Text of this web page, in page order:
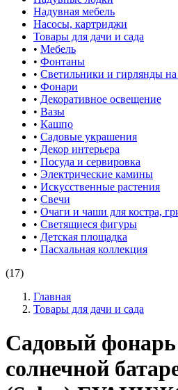
Надувная мебель
Насосы, картриджи
Товары для дачи и сада
• Мебель
• Фонтаны
• Светильники и гирлянды на
• Фонари
• Декоративное освещение
• Вазы
• Кашпо
• Садовые украшения
• Декор интерьера
• Посуда и сервировка
• Электрические камины
• Искусственные растения
• Свечи
• Очаги и чаши для костра,
• Светящиеся фигуры
• Детская площадка
• Пасхальная коллекция
(17)
Главная
Товары для дачи и сада
Садовый
солнечной